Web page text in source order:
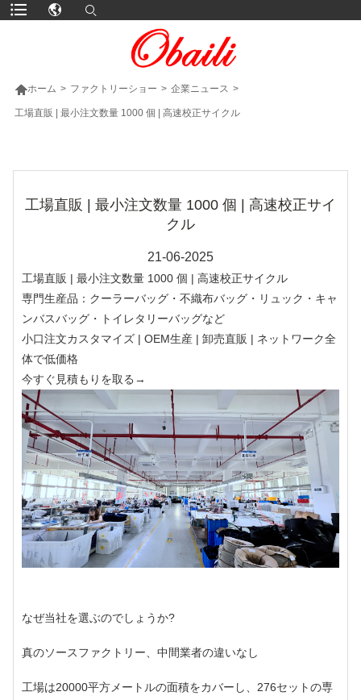
ホーム > ファクトリーショー > 企業ニュース >
工場直販 | 最小注文数量 1000 個 | 高速校正サイクル
工場直販 | 最小注文数量 1000 個 | 高速校正サイ
クル
21-06-2025
工場直販 | 最小注文数量 1000 個 | 高速校正サイクル
専門生産品：クーラーバッグ・不織布バッグ・リュック・キャ
ンバスバッグ・トイレタリーバッグなど
小口注文カスタマイズ | OEM生産 | 卸売直販 | ネットワーク全
体で低価格
今すぐ見積もりを取る→
なぜ当社を選ぶのでしょうか?
真のソースファクトリー、中間業者の違いなし
工場は20000平方メートルの面積をカバーし、276セットの専